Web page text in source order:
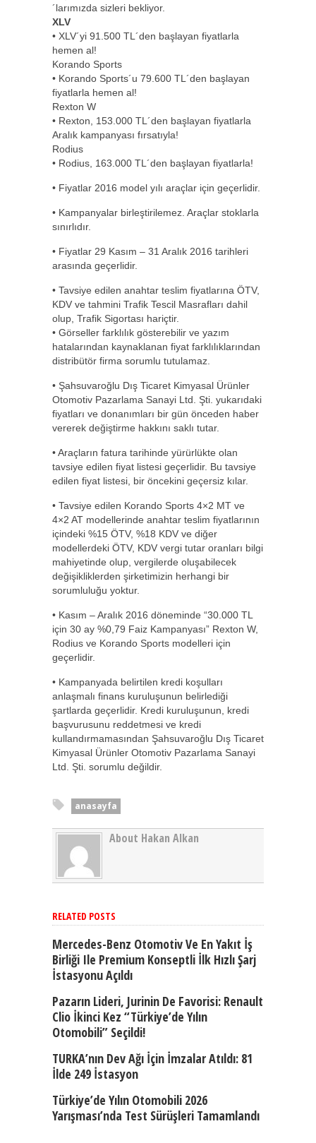
´larımızda sizleri bekliyor.
XLV
• XLV´yi 91.500 TL´den başlayan fiyatlarla
hemen al!
Korando Sports
• Korando Sports´u 79.600 TL´den başlayan
fiyatlarla hemen al!
Rexton W
• Rexton, 153.000 TL´den başlayan fiyatlarla
Aralık kampanyası fırsatıyla!
Rodius
• Rodius, 163.000 TL´den başlayan fiyatlarla!
• Fiyatlar 2016 model yılı araçlar için geçerlidir.
• Kampanyalar birleştirilemez. Araçlar stoklarla
sınırlıdır.
• Fiyatlar 29 Kasım – 31 Aralık 2016 tarihleri
arasında geçerlidir.
• Tavsiye edilen anahtar teslim fiyatlarına ÖTV,
KDV ve tahmini Trafik Tescil Masrafları dahil
olup, Trafik Sigortası hariçtir.
• Görseller farklılık gösterebilir ve yazım
hatalarından kaynaklanan fiyat farklılıklarından
distribütör firma sorumlu tutulamaz.
• Şahsuvaroğlu Dış Ticaret Kimyasal Ürünler
Otomotiv Pazarlama Sanayi Ltd. Şti. yukarıdaki
fiyatları ve donanımları bir gün önceden haber
vererek değiştirme hakkını saklı tutar.
• Araçların fatura tarihinde yürürlükte olan
tavsiye edilen fiyat listesi geçerlidir. Bu tavsiye
edilen fiyat listesi, bir öncekini geçersiz kılar.
• Tavsiye edilen Korando Sports 4×2 MT ve
4×2 AT modellerinde anahtar teslim fiyatlarının
içindeki %15 ÖTV, %18 KDV ve diğer
modellerdeki ÖTV, KDV vergi tutar oranları bilgi
mahiyetinde olup, vergilerde oluşabilecek
değişikliklerden şirketimizin herhangi bir
sorumluluğu yoktur.
• Kasım – Aralık 2016 döneminde “30.000 TL
için 30 ay %0,79 Faiz Kampanyası” Rexton W,
Rodius ve Korando Sports modelleri için
geçerlidir.
• Kampanyada belirtilen kredi koşulları
anlaşmalı finans kuruluşunun belirlediği
şartlarda geçerlidir. Kredi kuruluşunun, kredi
başvurusunu reddetmesi ve kredi
kullandırmamasından Şahsuvaroğlu Dış Ticaret
Kimyasal Ürünler Otomotiv Pazarlama Sanayi
Ltd. Şti. sorumlu değildir.
anasayfa
About Hakan Alkan
RELATED POSTS
Mercedes-Benz Otomotiv Ve En Yakıt İş
Birliği Ile Premium Konseptli İlk Hızlı Şarj
İstasyonu Açıldı
Pazarın Lideri, Jurinin De Favorisi: Renault
Clio İkinci Kez “Türkiye’de Yılın
Otomobili” Seçildi!
TURKA’nın Dev Ağı İçin İmzalar Atıldı: 81
İlde 249 İstasyon
Türkiye’de Yılın Otomobili 2026
Yarışması’nda Test Sürüşleri Tamamlandı